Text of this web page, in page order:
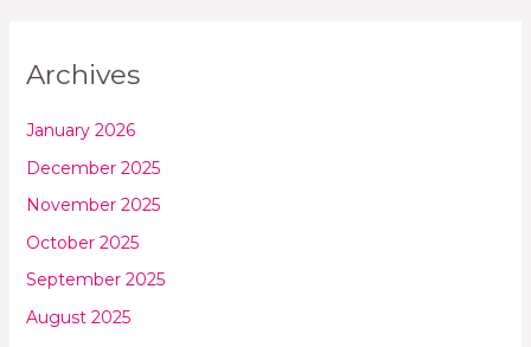
Archives
January 2026
December 2025
November 2025
October 2025
September 2025
August 2025